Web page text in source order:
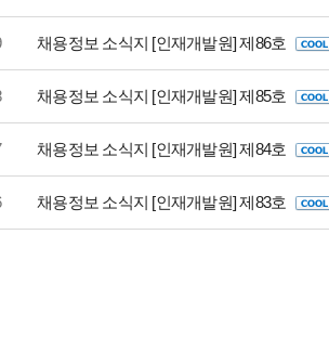
채용정보 소식지 [인재개발원] 제86호
채용정보 소식지 [인재개발원] 제85호
채용정보 소식지 [인재개발원] 제84호
채용정보 소식지 [인재개발원] 제83호